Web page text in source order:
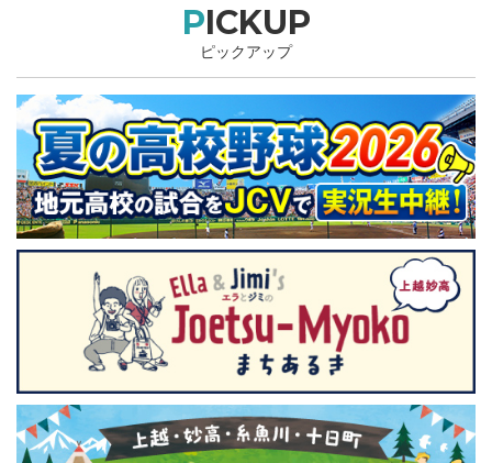
PICKUP
ピックアップ